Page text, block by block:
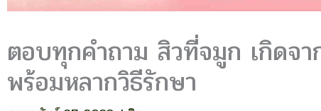
ตอบทุกคำถาม สิวที่จมูก เกิดจา
พร้อมหลากวิธีรักษา